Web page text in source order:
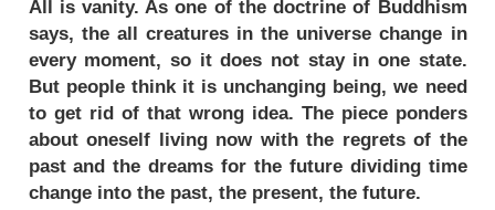
All is vanity. As one of the doctrine of Buddhism
says, the all creatures in the universe change in
every moment, so it does not stay in one state.
But people think it is unchanging being, we need
to get rid of that wrong idea. The piece ponders
about oneself living now with the regrets of the
past and the dreams for the future dividing time
change into the past, the present, the future.